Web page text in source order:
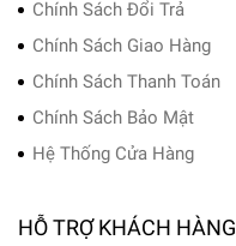
Chính Sách Đổi Trả
Chính Sách Giao Hàng
Chính Sách Thanh Toán
Chính Sách Bảo Mật
Hệ Thống Cửa Hàng
HỖ TRỢ KHÁCH HÀNG